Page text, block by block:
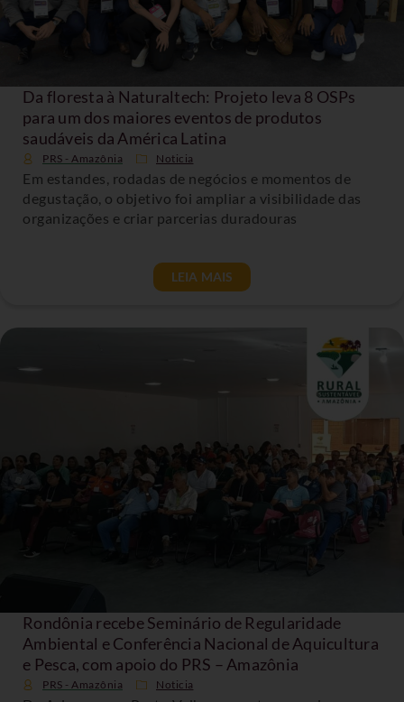
Da floresta à Naturaltech: Projeto leva 8 OSPs
para um dos maiores eventos de produtos
saudáveis da América Latina
PRS - Amazônia Noticia
Em estandes, rodadas de negócios e momentos de
degustação, o objetivo foi ampliar a visibilidade das
organizações e criar parcerias duradouras
LEIA MAIS
Rondônia recebe Seminário de Regularidade
Ambiental e Conferência Nacional de Aquicultura
e Pesca, com apoio do PRS – Amazônia
PRS - Amazônia Noticia